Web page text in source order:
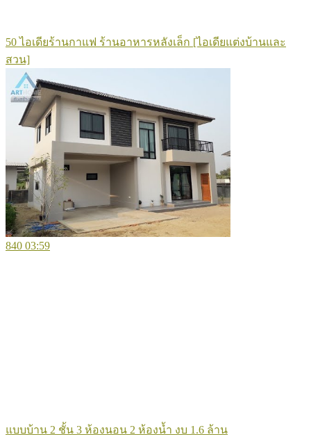
50 ไอเดียร้านกาแฟ ร้านอาหารหลังเล็ก [ไอเดียแต่งบ้านและ
สวน]
840 03:59
แบบบ้าน 2 ชั้น 3 ห้องนอน 2 ห้องน้ำ งบ 1.6 ล้าน